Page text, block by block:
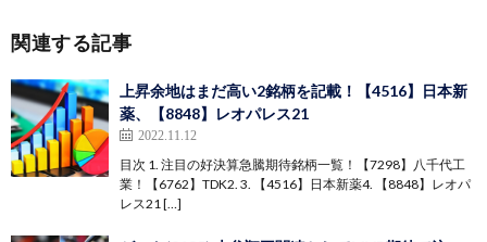
関連する記事
上昇余地はまだ高い2銘柄を記載！【4516】日本新
薬、【8848】レオパレス21
2022.11.12
目次 1. 注目の好決算急騰期待銘柄一覧！【7298】八千代工
業！【6762】TDK2. 3. 【4516】日本新薬4. 【8848】レオパ
レス21 […]